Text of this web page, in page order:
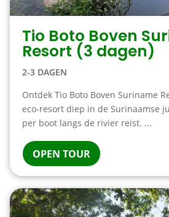
Tio Boto Boven
Resort (3 dagen)
2-3 DAGEN
Ontdek Tio Boto Boven Suriname
eco-resort diep in de Surinaamse
per boot langs de rivier reist. ...
OPEN TOUR